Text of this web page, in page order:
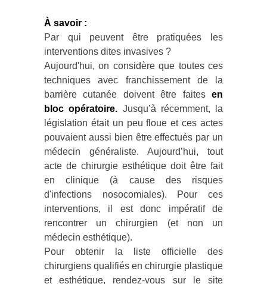
À savoir :
Par qui peuvent être pratiquées les
interventions dites invasives ?
Aujourd'hui, on considère que toutes ces
techniques avec franchissement de la
barrière cutanée doivent être faites en
bloc opératoire. Jusqu’à récemment, la
législation était un peu floue et ces actes
pouvaient aussi bien être effectués par un
médecin généraliste. Aujourd’hui, tout
acte de chirurgie esthétique doit être fait
en clinique (à cause des risques
d'infections nosocomiales). Pour ces
interventions, il est donc impératif de
rencontrer un chirurgien (et non un
médecin esthétique).
Pour obtenir la liste officielle des
chirurgiens qualifiés en chirurgie plastique
et esthétique, rendez-vous sur le site